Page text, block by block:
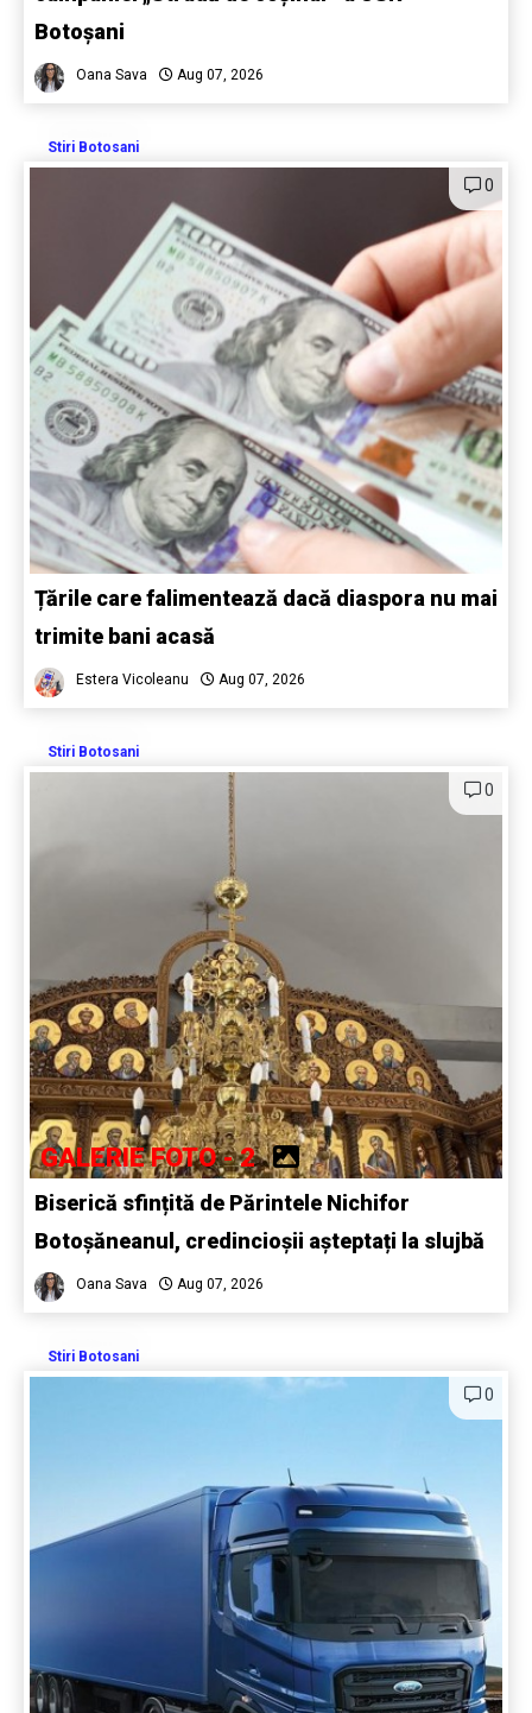
Botoșani
Oana Sava Aug 07, 2026
Stiri Botosani
0
Țările care falimentează dacă diaspora nu mai
trimite bani acasă
Estera Vicoleanu Aug 07, 2026
Stiri Botosani
0
GALERIE FOTO - 2
Biserică sfințită de Părintele Nichifor
Botoșăneanul, credincioșii așteptați la slujbă
Oana Sava Aug 07, 2026
Stiri Botosani
0